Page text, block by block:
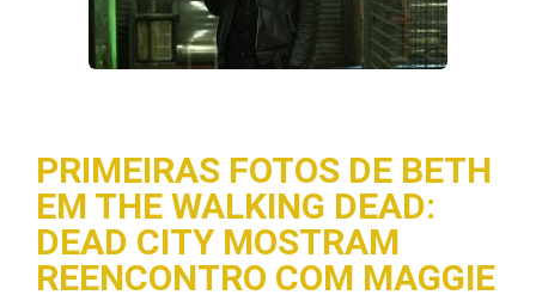
PRIMEIRAS FOTOS DE BETH
EM THE WALKING DEAD:
DEAD CITY MOSTRAM
REENCONTRO COM MAGGIE